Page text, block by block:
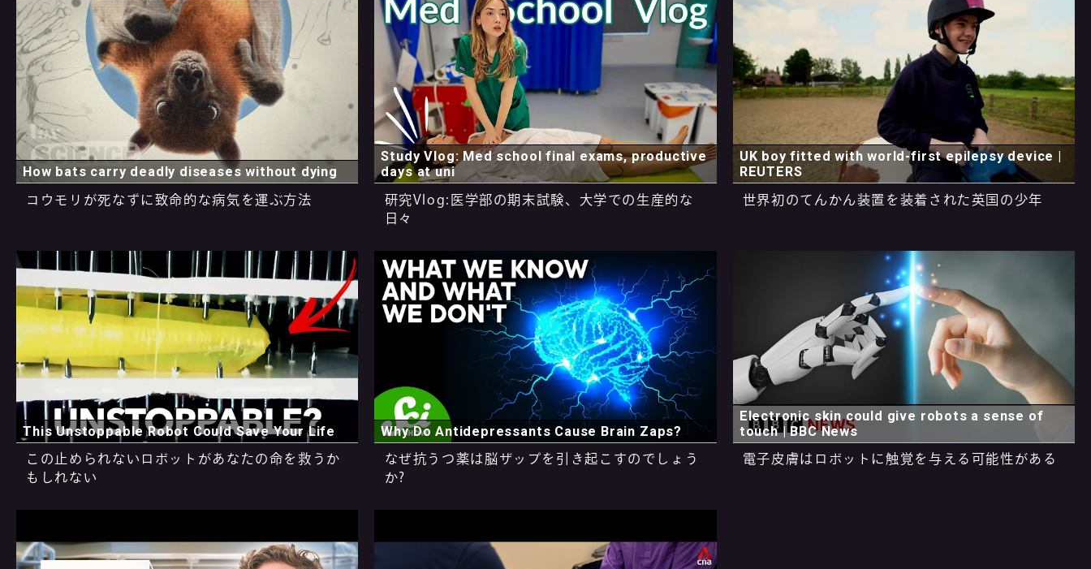
How bats carry deadly diseases without dying
コウモリが死なずに致命的な病気を運ぶ方法
Study Vlog: Med school final exams, productive
days at uni
研究Vlog:医学部の期末試験、大学での生産的な
日々
UK boy fitted with world-first epilepsy device |
REUTERS
世界初のてんかん装置を装着された英国の少年
This Unstoppable Robot Could Save Your Life
この止められないロボットがあなたの命を救うか
もしれない
Why Do Antidepressants Cause Brain Zaps?
なぜ抗うつ薬は脳ザップを引き起こすのでしょう
か?
Electronic skin could give robots a sense of
touch | BBC News
電子皮膚はロボットに触覚を与える可能性がある